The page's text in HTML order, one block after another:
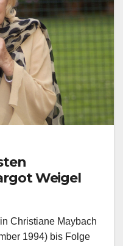
Weigel
Christiane Maybach
1994) bis Folge